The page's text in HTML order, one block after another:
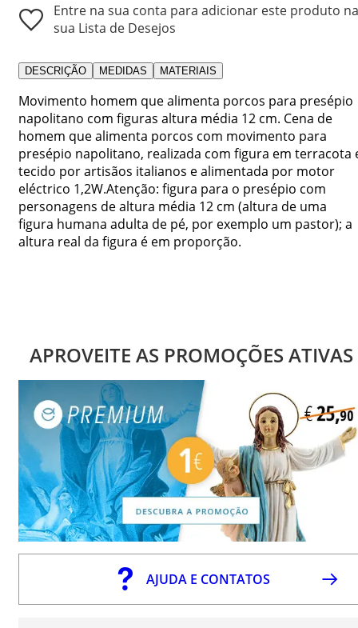
Entre na sua conta para adicionar este produto na
sua Lista de Desejos
DESCRIÇÃO MEDIDAS MATERIAIS
Movimento homem que alimenta porcos para presépio
napolitano com figuras altura média 12 cm. Cena de
homem que alimenta porcos com movimento para
presépio napolitano, realizada com figura em terracota
tecido por artisãos italianos e alimentada por motor
eléctrico 1,2W.Atenção: figura para o presépio com
personagens de altura média 12 cm (altura de uma
figura humana adulta de pé, por exemplo um pastor); a
altura real da figura é em proporção.
APROVEITE AS PROMOÇÕES ATIVAS
AJUDA E CONTATOS